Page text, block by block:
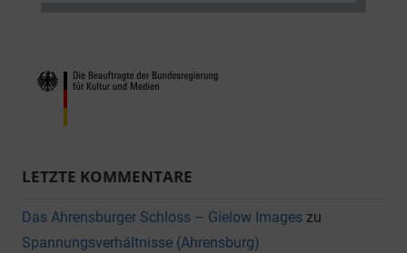
LETZTE KOMMENTARE
Das Ahrensburger Schloss – Gielow Images zu
Spannungsverhältnisse (Ahrensburg)